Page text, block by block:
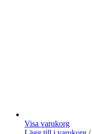
Visa varukorg